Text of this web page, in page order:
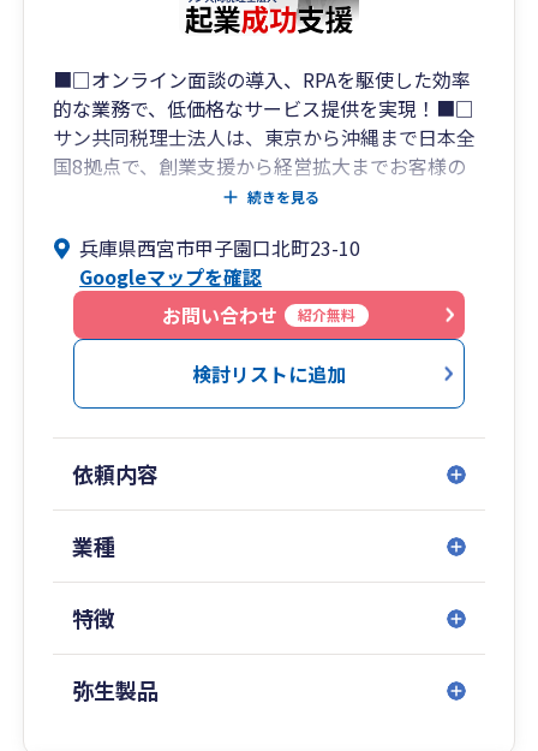
■□オンライン面談の導入、RPAを駆使した効率
的な業務で、低価格なサービス提供を実現！■□
サン共同税理士法人は、東京から沖縄まで日本全
国8拠点で、創業支援から経営拡大までお客様の
あらゆるニーズに対応した幅広いサービスを提供
税務申告、記帳代行のみならず社会保険労務士・
行政書士・司法書士と連携し、創業時の資金調達
支援から、節税財務支援、経理代行、そして経営
拡大、IPO支援までワンストップサービスを提供
山ビル東館15階
・板橋オフィス： 東京都板橋区氷川町26-5 栄ビ
ル1Ｆ
・八王子オフィス： 東京都八王子市横山町9-11
小泉ビル４階
・横浜オフィス： 神奈川県横浜市西区みなとみら
続きを見る
兵庫県西宮市甲子園口北町23-10
Googleマップを確認
お問い合わせ
紹介無料
検討リストに追加
依頼内容
業種
特徴
弥生製品